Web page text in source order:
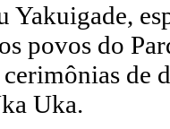
Yakuigade,
povos do
de
Uka.